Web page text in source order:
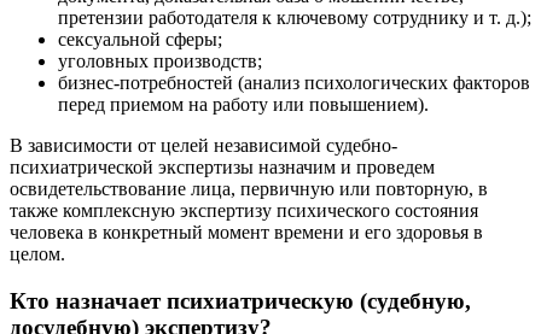
претензии работодателя к ключевому сотруднику и т. д.);
сексуальной сферы;
уголовных производств;
бизнес-потребностей (анализ психологических факторов
перед приемом на работу или повышением).
В зависимости от целей независимой судебно-
психиатрической экспертизы назначим и проведем
освидетельствование лица, первичную или повторную, в
также комплексную экспертизу психического состояния
человека в конкретный момент времени и его здоровья в
целом.
Кто назначает психиатрическую (судебную,
досудебную) экспертизу?